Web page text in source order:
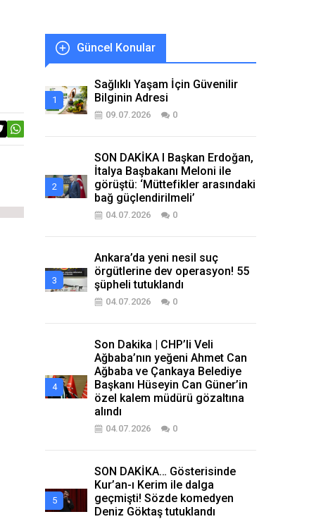
Güncel Konular
Sağlıklı Yaşam İçin Güvenilir
Bilginin Adresi
09.07.2026 0
SON DAKİKA I Başkan Erdoğan,
İtalya Başbakanı Meloni ile
görüştü: ‘Müttefikler arasındaki
bağ güçlendirilmeli’
04.07.2026 0
Ankara’da yeni nesil suç
örgütlerine dev operasyon! 55
şüpheli tutuklandı
04.07.2026 0
Son Dakika | CHP’li Veli
Ağbaba’nın yeğeni Ahmet Can
Ağbaba ve Çankaya Belediye
Başkanı Hüseyin Can Güner’in
özel kalem müdürü gözaltına
alındı
04.07.2026 0
SON DAKİKA… Gösterisinde
Kur’an-ı Kerim ile dalga
geçmişti! Sözde komedyen
Deniz Göktaş tutuklandı